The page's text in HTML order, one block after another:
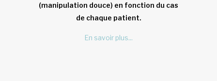
(manipulation douce) en fonction du cas
de chaque patient.
En savoir plus...